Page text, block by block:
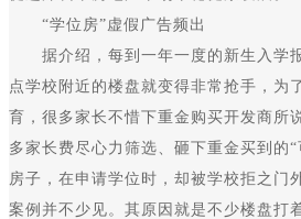
“学位房”虚假广告频出
据介绍，每到一年一度的新生入学
点学校附近的楼盘就变得非常抢手，为
育，很多家长不惜下重金购买开发商所
多家长费尽心力筛选、砸下重金买到的
房子，在申请学位时，却被学校拒之门
案例并不少见。其原因就是不少楼盘打